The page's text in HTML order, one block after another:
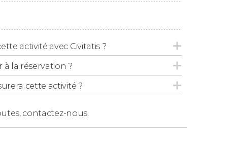
tapasqui vous feront voyager du
mises à jour en fonction de la
Voici quelques-unes des
ou olives.
non alcoolisée.
activité avec Civitatis ?
la réservation ?
cette activité ?
contactez-nous.